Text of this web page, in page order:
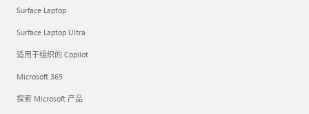
Surface Laptop
Surface Laptop Ultra
适用于组织的 Copilot
Microsoft 365
探索 Microsoft 产品